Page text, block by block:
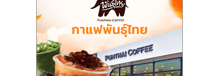
ปรึกษา
แฟ